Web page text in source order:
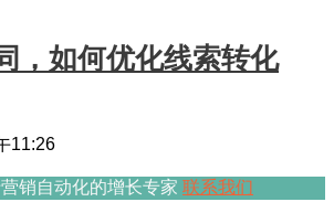
，如何优化线索转化
11:26
销自动化的增长专家 联系我们